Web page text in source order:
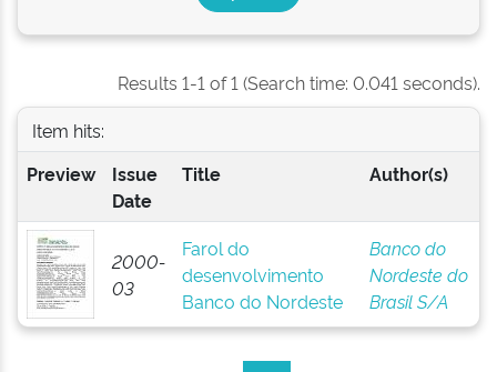
Results 1-1 of 1 (Search time: 0.041 seconds).
Item hits:
Preview
Issue
Date
Title Author(s)
2000-
03
Farol do
desenvolvimento
Banco do Nordeste
Banco do
Nordeste do
Brasil S/A